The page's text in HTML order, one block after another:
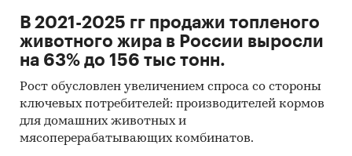
В 2021-2025 гг продажи топленого
животного жира в России выросли
на 63% до 156 тыс тонн.
Рост обусловлен увеличением спроса со стороны
ключевых потребителей: производителей кормов
для домашних животных и
мясоперерабатывающих комбинатов.